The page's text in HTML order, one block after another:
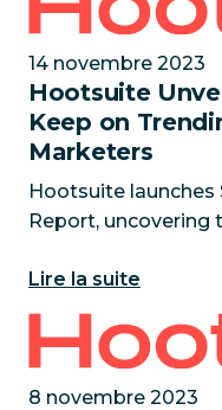
14 novembre 2023
Hootsuite
Keep on
Marketers
Hootsuite launches
Report, uncovering
approaches to
VANCOUVER, BC
the social
Lire la suite
Hootsuite’s
8 novembre 2023